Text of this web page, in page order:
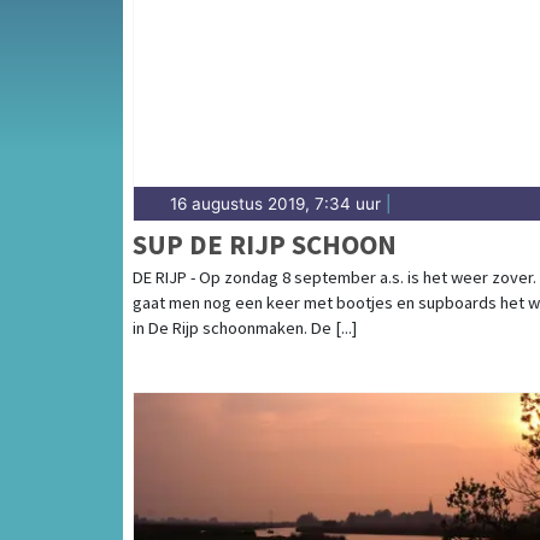
16 augustus 2019, 7:34 uur
SUP DE RIJP SCHOON
DE RIJP - Op zondag 8 september a.s. is het weer zover.
gaat men nog een keer met bootjes en supboards het
in De Rijp schoonmaken. De [...]